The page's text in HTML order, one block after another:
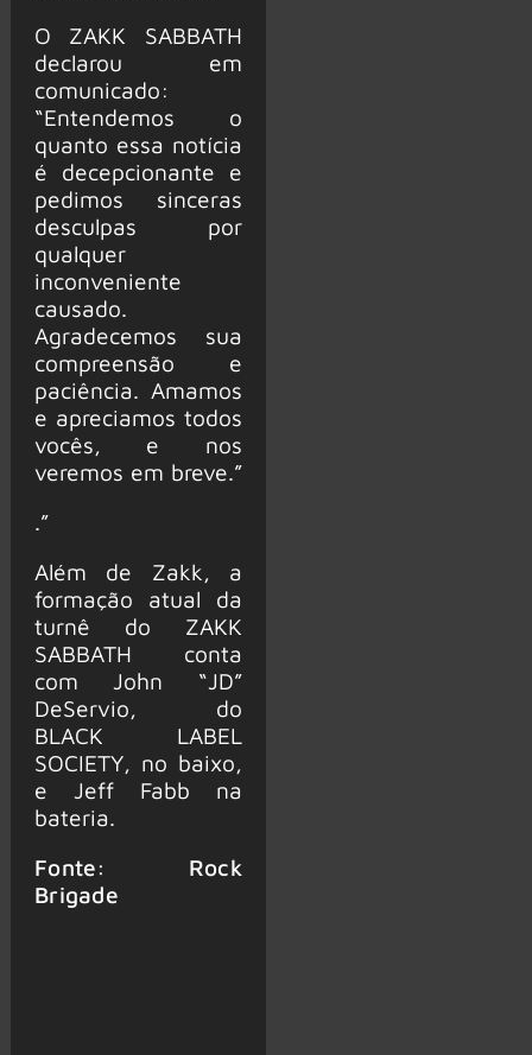
O ZAKK SABBATH
declarou em
comunicado:
“Entendemos o
quanto essa notícia
é decepcionante e
pedimos sinceras
desculpas por
qualquer
inconveniente
causado.
Agradecemos sua
compreensão e
paciência. Amamos
e apreciamos todos
vocês, e nos
veremos em breve.”
.”
Além de Zakk, a
formação atual da
turnê do ZAKK
SABBATH conta
com John “JD”
DeServio, do
BLACK LABEL
SOCIETY, no baixo,
e Jeff Fabb na
bateria.
Fonte: Rock
Brigade